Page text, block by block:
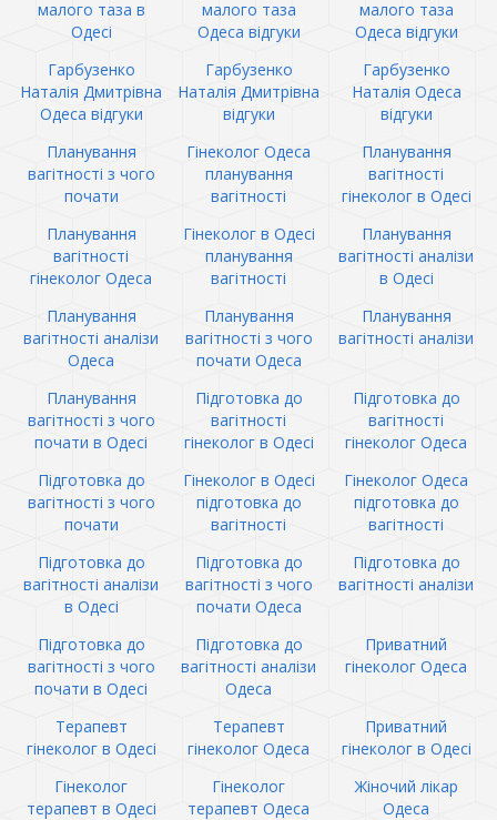
малого таза в
Одесі
малого таза
Одеса відгуки
малого таза
Одеса відгуки
Гарбузенко
Наталія Дмитрівна
Одеса відгуки
Гарбузенко
Наталія Дмитрівна
відгуки
Гарбузенко
Наталія Одеса
відгуки
Планування
вагітності з чого
почати
Гінеколог Одеса
планування
вагітності
Планування
вагітності
гінеколог в Одесі
Планування
вагітності
гінеколог Одеса
Гінеколог в Одесі
планування
вагітності
Планування
вагітності аналізи
в Одесі
Планування
вагітності аналізи
Одеса
Планування
вагітності з чого
почати Одеса
Планування
вагітності аналізи
Планування
вагітності з чого
почати в Одесі
Підготовка до
вагітності
гінеколог в Одесі
Підготовка до
вагітності
гінеколог Одеса
Підготовка до
вагітності з чого
почати
Гінеколог в Одесі
підготовка до
вагітності
Гінеколог Одеса
підготовка до
вагітності
Підготовка до
вагітності аналізи
в Одесі
Підготовка до
вагітності з чого
почати Одеса
Підготовка до
вагітності аналізи
Підготовка до
вагітності з чого
почати в Одесі
Підготовка до
вагітності аналізи
Одеса
Приватний
гінеколог Одеса
Терапевт
гінеколог в Одесі
Терапевт
гінеколог Одеса
Приватний
гінеколог в Одесі
Гінеколог
терапевт в Одесі
Гінеколог
терапевт Одеса
Жіночий лікар
Одеса